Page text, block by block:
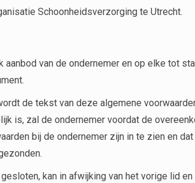
Schoonheidsverzorging te Utrecht.
van de ondernemer en op elke tot
de tekst van deze algemene
is, zal de ondernemer voordat de
bij de ondernemer zijn in te zien en
kan in afwijking van het vorige lid